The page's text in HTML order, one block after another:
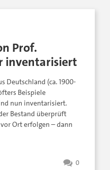
Prof.
inventarisiert
Deutschland (ca. 1900-
Beispiele
nun inventarisiert.
Bestand überprüft
Ort erfolgen – dann
0